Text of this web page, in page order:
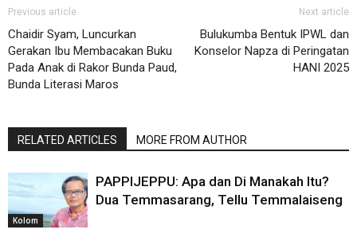
Previous article
Chaidir Syam, Luncurkan
Gerakan Ibu Membacakan Buku
Pada Anak di Rakor Bunda Paud,
Bunda Literasi Maros
Next article
Bulukumba Bentuk IPWL dan
Konselor Napza di Peringatan
HANI 2025
RELATED ARTICLES MORE FROM AUTHOR
Kolom
PAPPIJEPPU: Apa dan Di Manakah Itu?
Dua Temmasarang, Tellu Temmalaiseng